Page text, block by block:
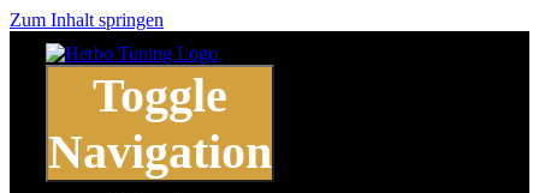
Zum Inhalt springen
Toggle
Navigation